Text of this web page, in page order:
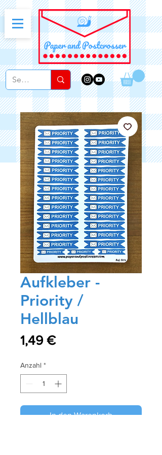
Aufkleber -
Priority /
Hellblau
1,49 €Preis
Anzahl *
In den Warenkorb